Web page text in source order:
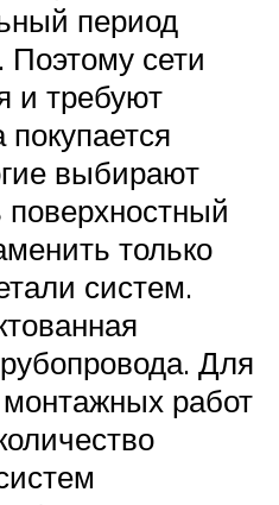
период
Поэтому сети
и требуют
выбирают
только
систем.
Для
работ